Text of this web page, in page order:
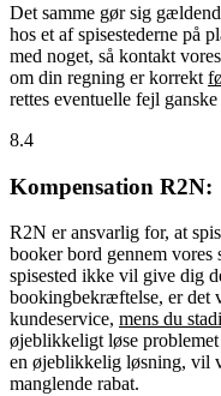
Det samme gør sig
hos et af spisestederne på
med noget, så kontakt
om din regning er korrekt
rettes eventuelle fejl ganske
8.4
Kompensation R2N:
R2N er ansvarlig for, at
booker bord gennem
spisested ikke vil give dig
bookingbekræftelse, er det
kundeservice, mens du
øjeblikkeligt løse
en øjeblikkelig løsning, vil
manglende rabat.